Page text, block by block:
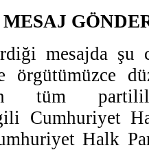
mesajda şu
tüm
Cumhuriyet
Halk